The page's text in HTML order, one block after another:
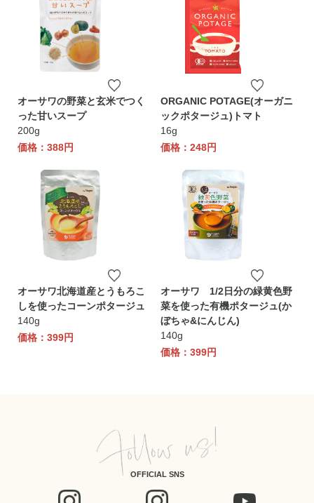
オーサワの野菜と玄米でつく
った甘いスープ
200g
価格：388円
ORGANIC POTAGE(オーガニ
ックポタージュ)トマト
16g
価格：248円
オーサワ北海道産とうもろこ
しを使ったコーンポタージュ
140g
価格：399円
オーサワ 1/2日分の緑黄色野
菜を使った有機ポタージュ(か
ぼちゃ&にんじん)
140g
価格：399円
OFFICIAL SNS